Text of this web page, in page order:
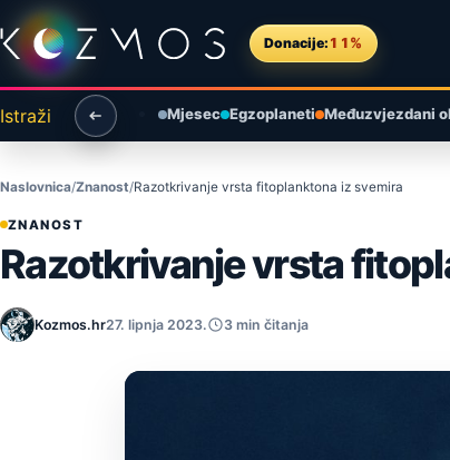
Preskoči na sadržaj
Donacije: 11%
Istraži Mjesec Egzoplaneti Međuzvjezdani
Naslovnica Znanost Razotkrivanje vrsta fitoplanktona iz svemira
ZNANOST
Razotkrivanje vrsta
Kozmos.hr27. lipnja 2023. 3 min čitanja